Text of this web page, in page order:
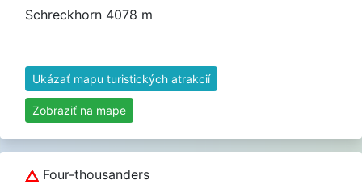
Schreckhorn 4078 m
Ukázať mapu turistických atrakcií
Zobraziť na mape
Four-thousanders